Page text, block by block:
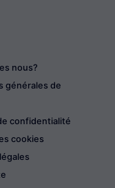
nous?
générales de
confidentialité
cookies